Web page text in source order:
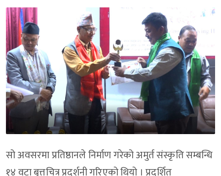
सो अवसरमा प्रतिष्ठानले निर्माण गरेको अमुर्त संस्कृति सम्बन्धि
१४ वटा बृत्तचित्र प्रदर्शनी गरिएको थियो । प्रदर्शित